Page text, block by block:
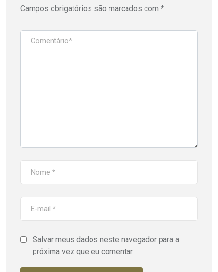
Campos obrigatórios são marcados com *
Salvar meus dados neste navegador para a
próxima vez que eu comentar.